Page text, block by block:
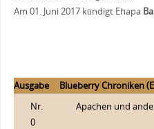
Am 01. Juni 2017 kündigt Ehapa
Ausgabe
Blueberry Chroniken
Nr.
0
Apachen und